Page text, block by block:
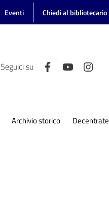
Eventi Chiedi al bibliotecario
Seguici su
Archivio storico Decentrate